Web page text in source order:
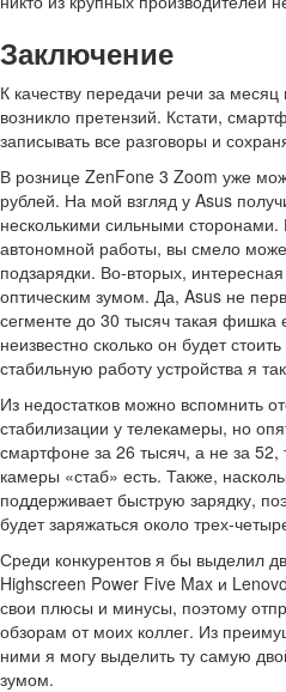
Заключение
К качеству передачи речи за
возникло претензий. Кстати,
записывать все разговоры и
В рознице ZenFone 3 Zoom уже
рублей. На мой взгляд у Asus
несколькими сильными
автономной работы, вы смело
подзарядки. Во-вторых,
оптическим зумом. Да, Asus не
сегменте до 30 тысяч такая фишка
неизвестно сколько он будет
стабильную работу устройства я
Из недостатков можно вспомнить
стабилизации у телекамеры, но
смартфоне за 26 тысяч, а не за 52,
камеры «стаб» есть. Также,
поддерживает быструю зарядку,
будет заряжаться около трех-
Среди конкурентов я бы выделил
Highscreen Power Five Max и
свои плюсы и минусы, поэтому
обзорам от моих коллег. Из
ними я могу выделить ту самую
зумом.